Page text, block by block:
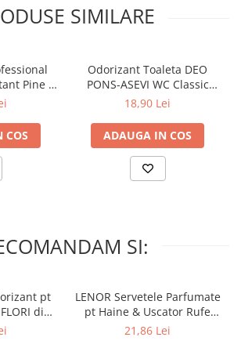
SIMILARE
Pine 5
COS
Odorizant Toaleta DEO
PONS-ASEVI WC Classic
200ml
18,90 Lei
ADAUGA IN COS
SI:
pt
di
buc
LENOR Servetele Parfumate
pt Haine & Uscator Rufe
SPRING AWAKENING 34 buc
21,86 Lei